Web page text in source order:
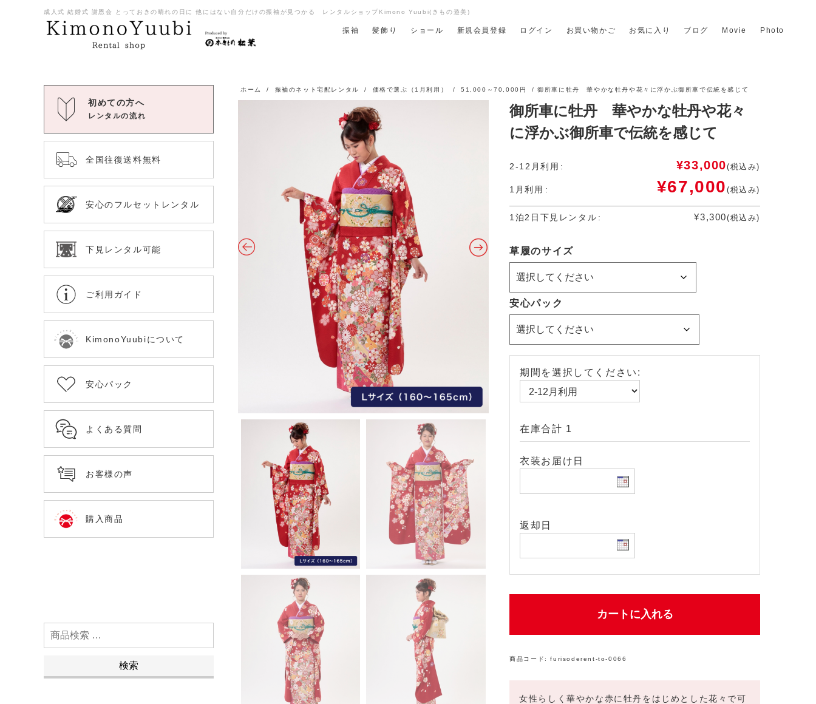
成人式 結婚式 謝恩会 とっておきの晴れの日に 他にはない自分だけの振袖が見つかる レンタルショップKimono Yuubi(きもの遊美)
振袖 髪飾り ショール 新規会員登録 ログイン お買い物かご お気に入り ブログ Movie Photo
検
検索
初めての方へ
レンタルの流れ
全国往復送料無料
安心のフルセットレンタル
下見レンタル可能
ご利用ガイド
KimonoYuubiについて
安心パック
よくある質問
お客様の声
購入商品
ホーム / 振袖のネット宅配レンタル / 価格で選ぶ（1月利用） / 51,000～70,000円 / 御所車に牡丹 華やかな牡丹や花々に浮かぶ御所車で伝統を感じて
御所車に牡丹 華やかな牡丹や花々
に浮かぶ御所車で伝統を感じて
2-12月利用 ¥33,000(税込み)
1月利用 ¥67,000 (税込み)
1泊2日下見レンタル ¥3,300(税込み)
草履のサイズ
安心パック
期間を選択してください:
在庫合計 1
衣装お届け日
返却日
カートに入れる
商品コード:furisoderent-to-0066
女性らしく華やかな赤に牡丹をはじめとした花々で可